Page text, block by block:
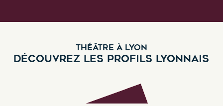
THÉÂTRE À LYON
DÉCOUVREZ LES PROFILS LYONNAIS